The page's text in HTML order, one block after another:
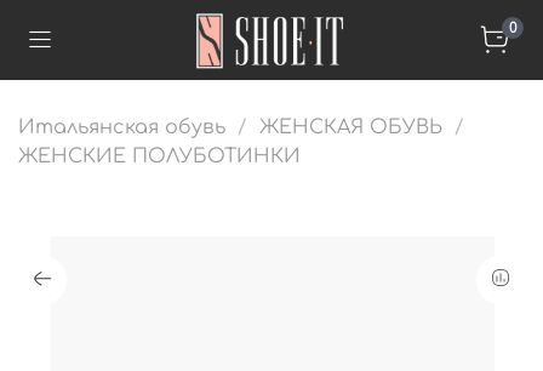
0
Итальянская обувь
ЖЕНСКАЯ ОБУВЬ
ЖЕНСКИЕ ПОЛУБОТИНКИ